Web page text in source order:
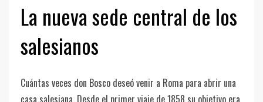
La nueva sede central de los
salesianos
Cuántas veces don Bosco deseó venir a Roma para abrir una
casa salesiana. Desde el primer viaje de 1858 su objetivo era